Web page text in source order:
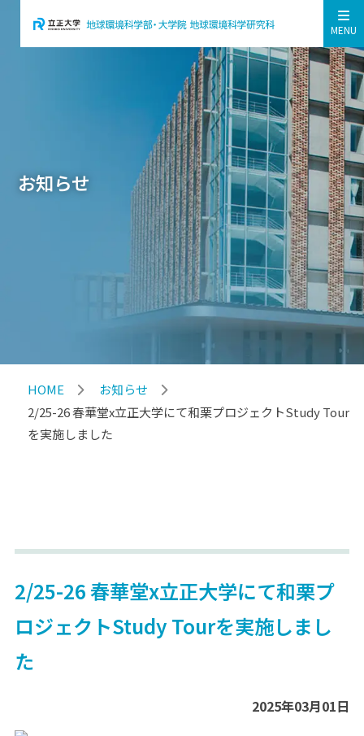
MENU
お知らせ
HOME
お知らせ
2/25-26 春華堂x立正大学にて和栗プロジェクトStudy Tour
を実施しました
2/25-26 春華堂x立正大学にて和栗プ
ロジェクトStudy Tourを実施しまし
た
2025年03月01日